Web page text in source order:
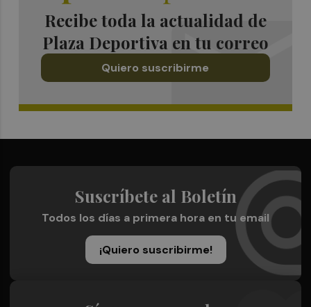
Recibe toda la actualidad de
Plaza Deportiva en tu correo
Quiero suscribirme
Suscríbete al Boletín
Todos los días a primera hora en tu email
¡Quiero suscribirme!